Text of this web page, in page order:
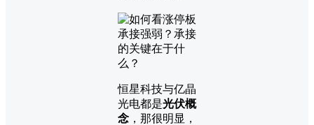
恒星科技与亿晶
光电都是光伏概
念 ，那很明显，